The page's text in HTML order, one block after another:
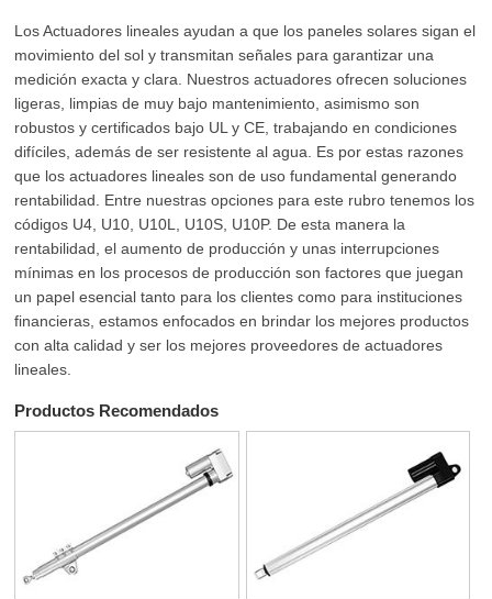
Los Actuadores lineales ayudan a que los paneles solares sigan el
movimiento del sol y transmitan señales para garantizar una
medición exacta y clara. Nuestros actuadores ofrecen soluciones
ligeras, limpias de muy bajo mantenimiento, asimismo son
robustos y certificados bajo UL y CE, trabajando en condiciones
difíciles, además de ser resistente al agua. Es por estas razones
que los actuadores lineales son de uso fundamental generando
rentabilidad. Entre nuestras opciones para este rubro tenemos los
códigos U4, U10, U10L, U10S, U10P. De esta manera la
rentabilidad, el aumento de producción y unas interrupciones
mínimas en los procesos de producción son factores que juegan
un papel esencial tanto para los clientes como para instituciones
financieras, estamos enfocados en brindar los mejores productos
con alta calidad y ser los mejores proveedores de actuadores
lineales.
Productos Recomendados